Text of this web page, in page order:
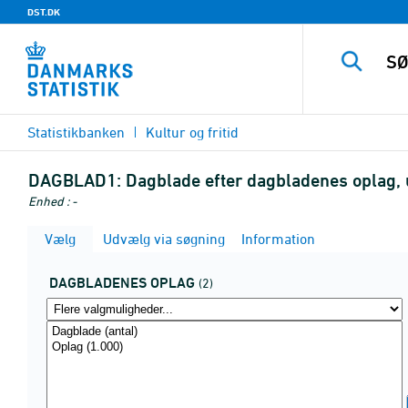
DST.DK
Statistikbanken Kultur og fritid
DAGBLAD1: Dagblade efter dagbladenes
Enhed : -
Vælg Udvælg via søgning Information
DAGBLADENES OPLAG (2)